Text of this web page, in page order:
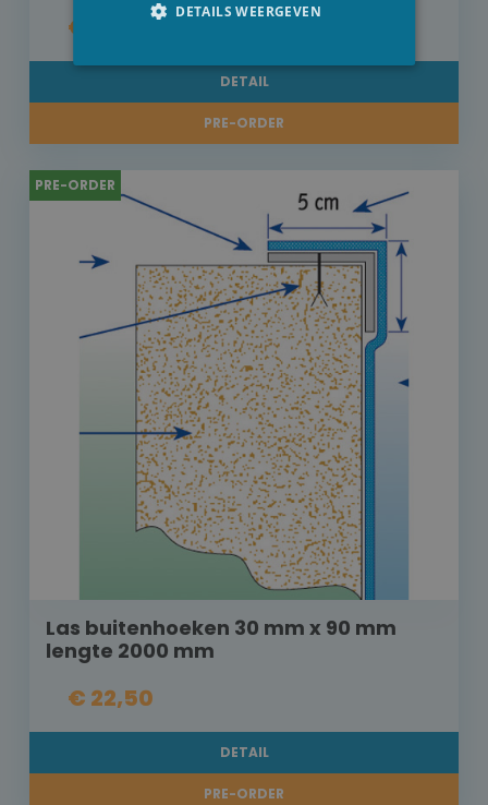
€ 19,20
DETAIL
PRE-ORDER
PRE-ORDER
Las buitenhoeken 30 mm x 90 mm
lengte 2000 mm
€ 22,50
DETAIL
PRE-ORDER
DETAILS WEERGEVEN